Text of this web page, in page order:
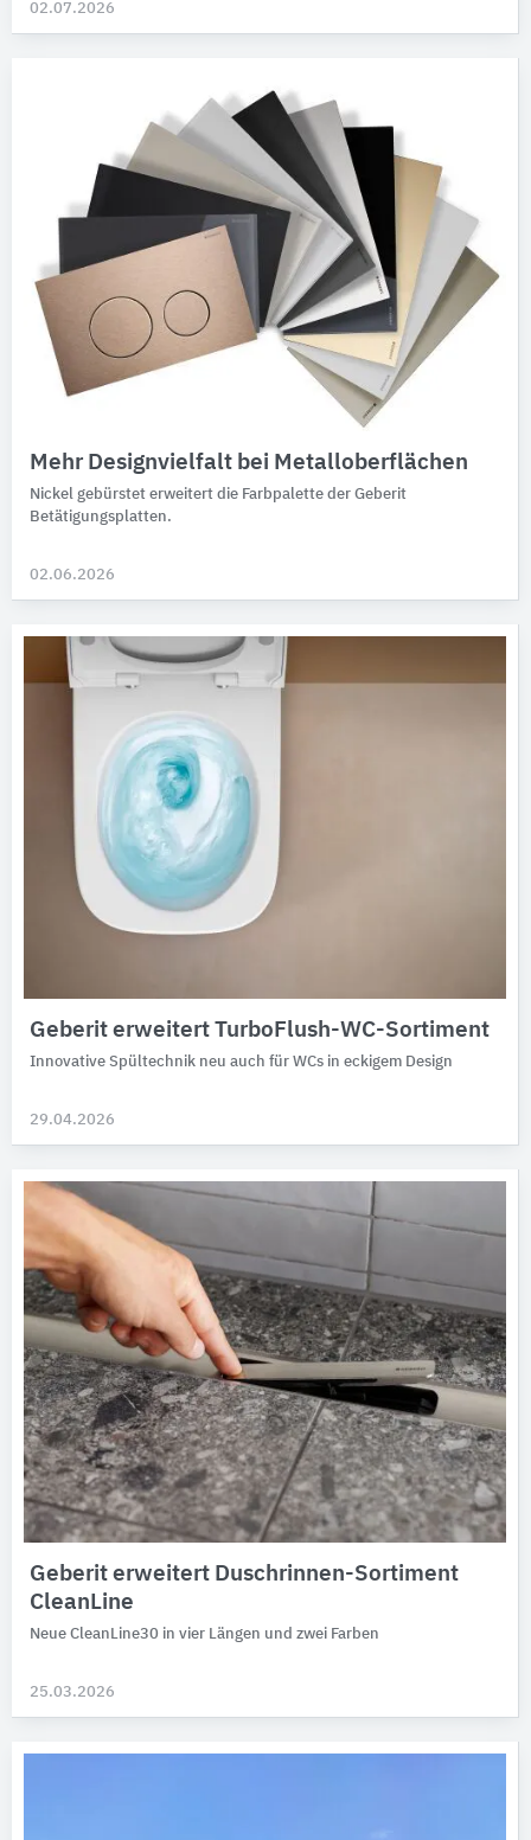
02.07.2026
Mehr Designvielfalt bei Metalloberflächen
Nickel gebürstet erweitert die Farbpalette der Geberit
Betätigungsplatten.
02.06.2026
Geberit erweitert TurboFlush-WC-Sortiment
Innovative Spültechnik neu auch für WCs in eckigem Design
29.04.2026
Geberit erweitert Duschrinnen-Sortiment
CleanLine
Neue CleanLine30 in vier Längen und zwei Farben
25.03.2026